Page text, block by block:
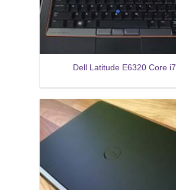
Dell Latitude E6320 Core i7